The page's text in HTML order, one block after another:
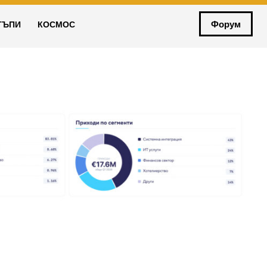
КОСМОС Форум